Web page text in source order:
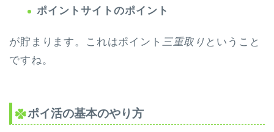
ポイントサイトのポイント
が貯まります。これはポイント 三重取り ということ
ですね。
ポイ活の基本のやり方